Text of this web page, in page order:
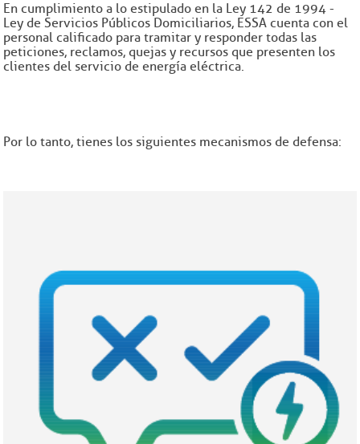
En cumplimiento a lo estipulado en la Ley 142 de 1994 -
Ley de Servicios Públicos Domiciliarios, ESSA cuenta con el
personal calificado para tramitar y responder todas las
peticiones, reclamos, quejas y recursos que presenten los
clientes del servicio de energía eléctrica.
Por lo tanto, tienes los siguientes mecanismos de defensa: